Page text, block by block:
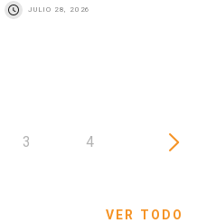
JULIO 28, 2026
3 4
VER TODO